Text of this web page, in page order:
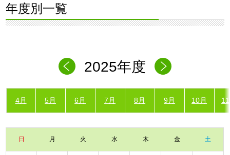
年度別一覧
2025年度
4月 5月 6月 7月 8月 9月 10月
日 月 火 水 木 金 土